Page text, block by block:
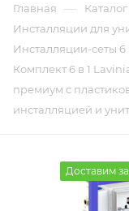
Главная — Каталог
Инсталляции для
Инсталляции-сеты 6
Комплект 6 в 1
премиум с
инсталляцией и
Доставим